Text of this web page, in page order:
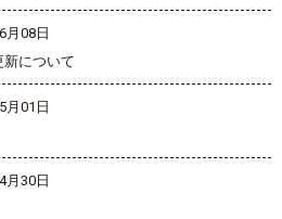
月08日
について
月01日
月30日